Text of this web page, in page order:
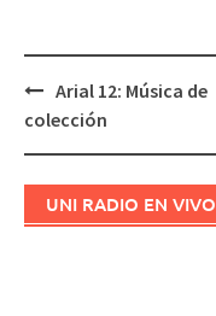
Navegación
Arial 12: Música de
colección
UNI RADIO EN VIVO